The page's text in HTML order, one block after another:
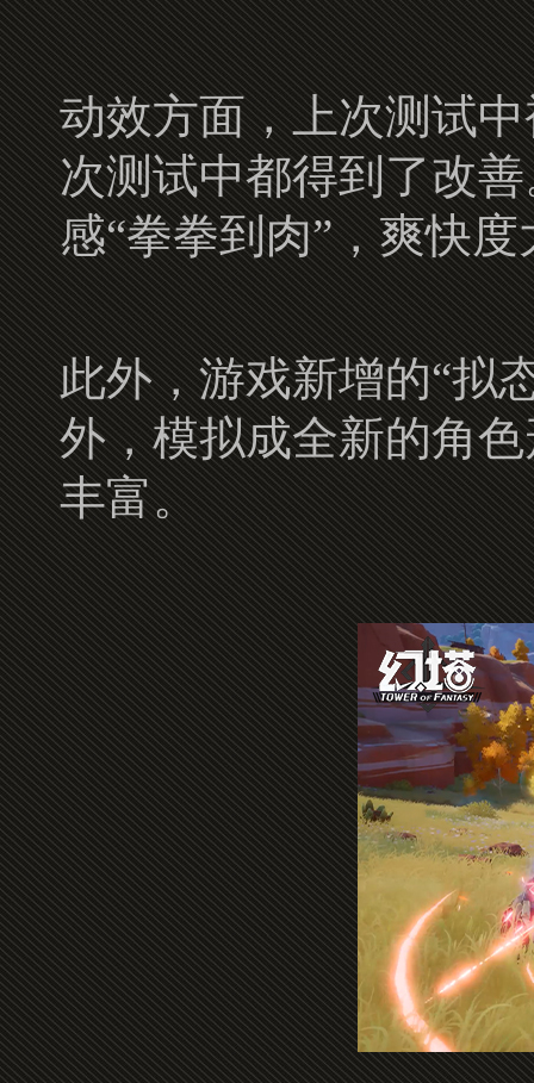
动效方面，上次测试
次测试中都得到了改
感“拳拳到肉”，爽快度
此外，游戏新增的“拟
外，模拟成全新的角
丰富。